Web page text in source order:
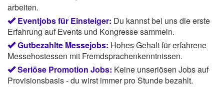
arbeiten.
Eventjobs für Einsteiger: Du kannst bei uns die erste
Erfahrung auf Events und Kongresse sammeln.
Gutbezahlte Messejobs: Hohes Gehalt für erfahrene
Messehostessen mit Fremdsprachenkenntnissen.
Seriöse Promotion Jobs: Keine unseriösen Jobs auf
Provisionsbasis - du wirst immer pro Stunde bezahlt.